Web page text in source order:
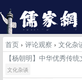
首页 › 评论观察 › 文化杂
【杨朝明】中华优秀传统
文化杂谈